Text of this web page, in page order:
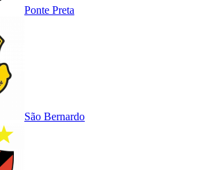
Ponte Preta
São Bernardo